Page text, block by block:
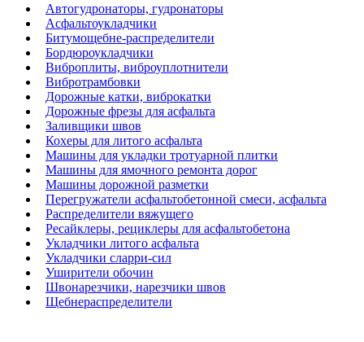
Автогудронаторы, гудронаторы
Асфальтоукладчики
Битумощебне-распределители
Бордюроукладчики
Виброплиты, виброуплотнители
Вибротрамбовки
Дорожные катки, виброкатки
Дорожные фрезы для асфальта
Заливщики швов
Кохеры для литого асфальта
Машины для укладки тротуарной плитки
Машины для ямочного ремонта дорог
Машины дорожной разметки
Перегружатели асфальтобетонной смеси, асфальта
Распределители вяжущего
Ресайклеры, рециклеры для асфальтобетона
Укладчики литого асфальта
Укладчики сларри-сил
Уширители обочин
Швонарезчики, нарезчики швов
Щебнераспределители